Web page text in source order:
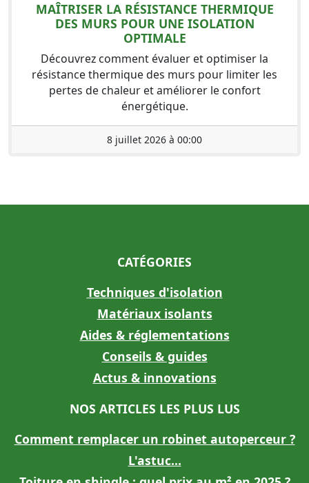
MAÎTRISER LA RÉSISTANCE THERMIQUE
DES MURS POUR UNE ISOLATION
OPTIMALE
Découvrez comment évaluer et optimiser la
résistance thermique des murs pour limiter les
pertes de chaleur et améliorer le confort
énergétique.
8 juillet 2026 à 00:00
CATÉGORIES
Techniques d'isolation
Matériaux isolants
Aides & réglementations
Conseils & guides
Actus & innovations
NOS ARTICLES LES PLUS LUS
Comment remplacer un robinet autoperceur ?
L'astuc...